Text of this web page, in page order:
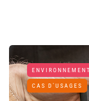
CAS D'USAGES